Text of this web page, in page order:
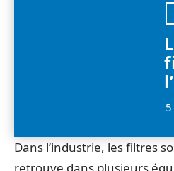
Dans l’industrie, les filtres